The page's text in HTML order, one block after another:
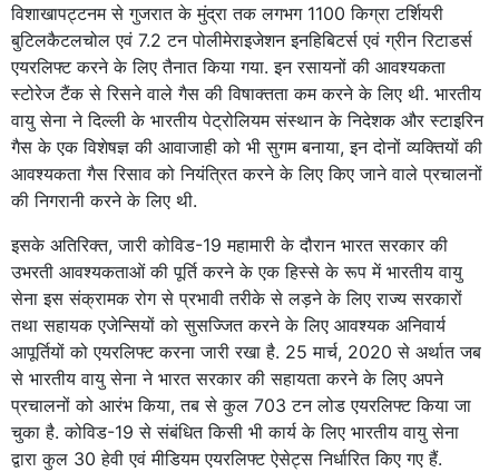
विशाखापट्टनम से गुजरात के मुंद्रा तक लगभग 1100 किग्रा टर्शियरी
बुटिलकैटलचोल एवं 7.2 टन पोलीमेराइजेशन इनहिबिटर्स एवं ग्रीन रिटाडर्स
एयरलिफ्ट करने के लिए तैनात किया गया. इन रसायनों की आवश्यकता
स्टोरेज टैंक से रिसने वाले गैस की विषाक्तता कम करने के लिए थी. भारतीय
वायु सेना ने दिल्ली के भारतीय पेट्रोलियम संस्थान के निदेशक और स्टाइरिन
गैस के एक विशेषज्ञ की आवाजाही को भी सुगम बनाया, इन दोनों व्यक्तियों की
आवश्यकता गैस रिसाव को नियंत्रित करने के लिए किए जाने वाले प्रचालनों
की निगरानी करने के लिए थी.
इसके अतिरिक्त, जारी कोविड-19 महामारी के दौरान भारत सरकार की
उभरती आवश्यकताओं की पूर्ति करने के एक हिस्से के रूप में भारतीय वायु
सेना इस संक्रामक रोग से प्रभावी तरीके से लड़ने के लिए राज्य सरकारों
तथा सहायक एजेन्सियों को सुसज्जित करने के लिए आवश्यक अनिवार्य
आपूर्तियों को एयरलिफ्ट करना जारी रखा है. 25 मार्च, 2020 से अर्थात जब
से भारतीय वायु सेना ने भारत सरकार की सहायता करने के लिए अपने
प्रचालनों को आरंभ किया, तब से कुल 703 टन लोड एयरलिफ्ट किया जा
चुका है. कोविड-19 से संबंधित किसी भी कार्य के लिए भारतीय वायु सेना
द्वारा कुल 30 हेवी एवं मीडियम एयरलिफ्ट ऐसेट्स निर्धारित किए गए हैं.